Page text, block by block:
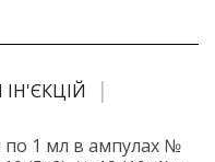
по 1 мл в ампулах №